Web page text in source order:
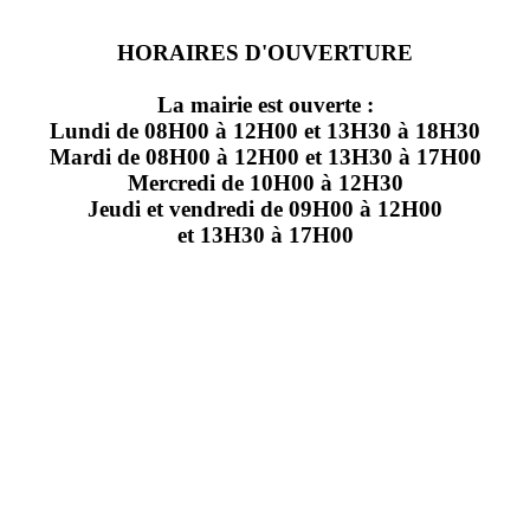
HORAIRES D'OUVERTURE
La mairie est ouverte :
Lundi de 08H00 à 12H00 et 13H30 à 18H30
Mardi de 08H00 à 12H00 et 13H30 à 17H00
Mercredi de 10H00 à 12H30
Jeudi et vendredi de 09H00 à 12H00
et 13H30 à 17H00